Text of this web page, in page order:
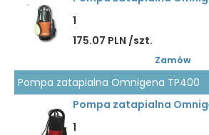
1
175.07 PLN /szt.
Zamów
Pompa zatapialna Omnigena TP400
Pompa zatapialna
1